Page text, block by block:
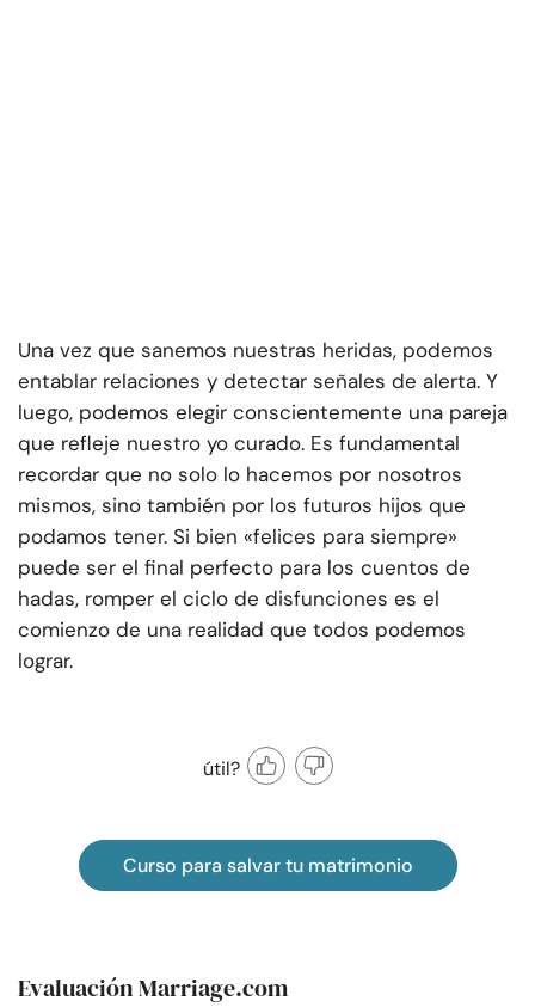
Una vez que sanemos nuestras heridas, podemos
entablar relaciones y detectar señales de alerta. Y
luego, podemos elegir conscientemente una pareja
que refleje nuestro yo curado. Es fundamental
recordar que no solo lo hacemos por nosotros
mismos, sino también por los futuros hijos que
podamos tener. Si bien «felices para siempre»
puede ser el final perfecto para los cuentos de
hadas, romper el ciclo de disfunciones es el
comienzo de una realidad que todos podemos
lograr.
útil?
Curso para salvar tu matrimonio
Evaluación Marriage.com